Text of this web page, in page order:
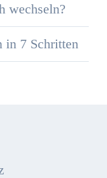
wechseln?
in 7 Schritten